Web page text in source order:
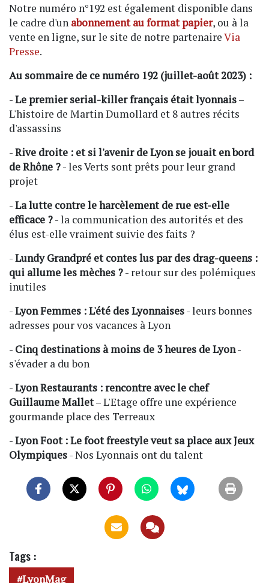
Notre numéro n°192 est également disponible dans
le cadre d'un abonnement au format papier, ou à la
vente en ligne, sur le site de notre partenaireVia
Presse.
Au sommaire de ce numéro 192 (juillet-août 2023) :
-Le premier serial-killer français était lyonnais–
L'histoire de Martin Dumollard et 8 autres récits
d'assassins
-Rive droite : et si l'avenir de Lyon se jouait en bord
de Rhône ?- les Verts sont prêts pour leur grand
projet
-La lutte contre le harcèlement de rue est-elle
efficace ?- la communication des autorités et des
élus est-elle vraiment suivie des faits ?
-Lundy Grandpré et contes lus par des drag-queens :
qui allume les mèches ?- retour sur des polémiques
inutiles
-Lyon Femmes : L'été des Lyonnaises- leurs bonnes
adresses pour vos vacances à Lyon
- Cinq destinations à moins de 3 heures de Lyon-
s'évader a du bon
-Lyon Restaurants : rencontre avec le chef
Guillaume Mallet– L'Etage offre une expérience
gourmande place des Terreaux
-Lyon Foot : Le foot freestyle veut sa place aux Jeux
Olympiques- Nos Lyonnais ont du talent
Tags :
LyonMag